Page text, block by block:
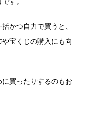
かつ自力で買うと、
宝くじの購入にも向
買ったりするのもお